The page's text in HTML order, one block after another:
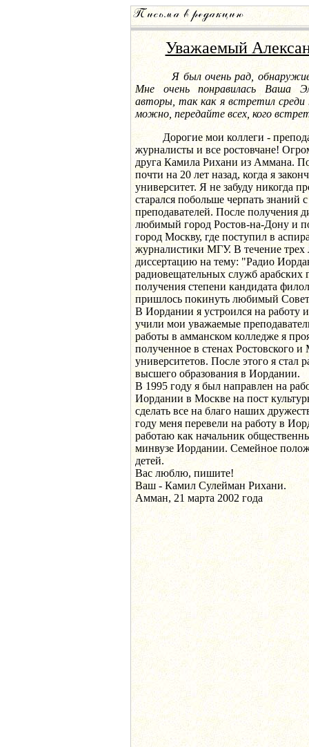
Уважаемый
Я был очень рад,
Мне очень понравилась Ваша
авторы, так как я встретил среди
можно, передайте всех, кого
Дорогие мои коллеги -
журналисты и все ростовчане!
друга Камила Рихани из Аммана.
почти на 20 лет назад, когда я
университет. Я не забуду никогда
старался побольше черпать
преподавателей. После получения
любимый город Ростов-на-Дону и
город Москву, где поступил в
журналистики МГУ. В течение трех
диссертацию на тему: "Радио
радиовещательных служб арабских
получения степени кандидата
пришлось покинуть любимый
В Иордании я устроился на работу
учили мои уважаемые
работы в амманском колледже я
полученное в стенах Ростовского и
университетов. После этого я стал
высшего образования в Иордании.
В 1995 году я был направлен на
Иордании в Москве на пост
сделать все на благо наших
году меня перевели на работу в
работаю как начальник
минвузе Иордании. Семейное
детей.
Вас люблю, пишите!
Ваш - Камил Сулейман Рихани.
Амман, 21 марта 2002 года